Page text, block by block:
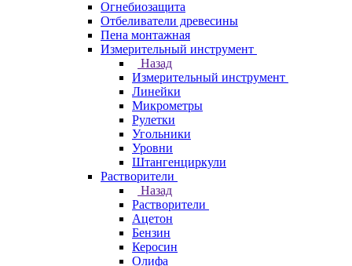
Огнебиозащита
Отбеливатели древесины
Пена монтажная
Измерительный инструмент
Назад
Измерительный инструмент
Линейки
Микрометры
Рулетки
Угольники
Уровни
Штангенциркули
Растворители
Назад
Растворители
Ацетон
Бензин
Керосин
Олифа